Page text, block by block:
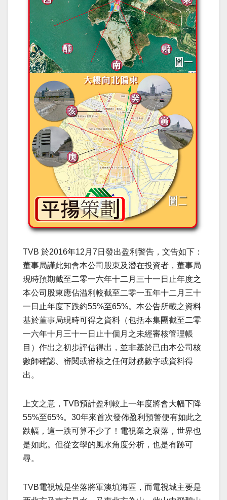
TVB 於2016年12月7日發出盈利警告，文告如下：
董事局謹此知會本公司股東及潛在投資者，董事局
現時預期截至二零一六年十二月三十一日止年度之
本公司股東應佔溢利較截至二零一五年十二月三十
一日止年度下跌約55%至65%。本公告所載之資料
基於董事局現時可得之資料（包括本集團截至二零
一六年十月三十一日止十個月之未經審核管理帳
目）作出之初步評估得出，並非基於已由本公司核
數師確認、審閱或審核之任何財務數字或資料得
出。
上文之意，TVB預計盈利較上一年度將會大幅下降
55%至65%。30年來首次發佈盈利預警便有如此之
跌幅，這一跌可算不少了！電視業之衰落，世界也
是如此。但從玄學的風水角度分析，也是有跡可
尋。
TVB電視城是坐落將軍澳填海區，而電視城主要是